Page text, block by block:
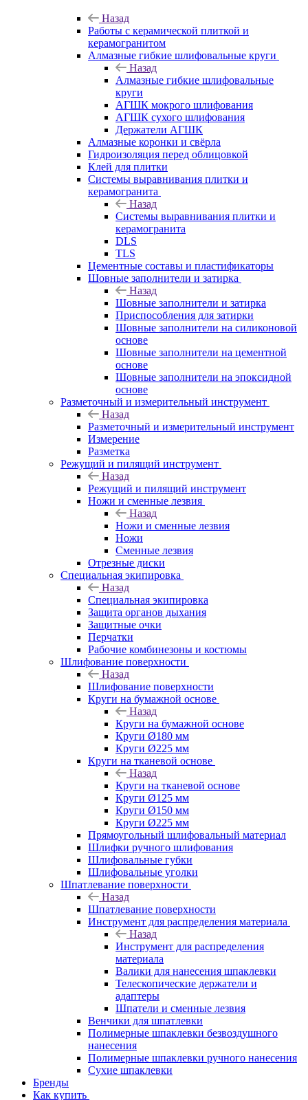
Назад
Работы с керамической плиткой и
керамогранитом
Алмазные гибкие шлифовальные круги
Назад
Алмазные гибкие шлифовальные
круги
АГШК мокрого шлифования
АГШК сухого шлифования
Держатели АГШК
Алмазные коронки и свёрла
Гидроизоляция перед облицовкой
Клей для плитки
Системы выравнивания плитки и
керамогранита
Назад
Системы выравнивания плитки и
керамогранита
DLS
TLS
Цементные составы и пластификаторы
Шовные заполнители и затирка
Назад
Шовные заполнители и затирка
Приспособления для затирки
Шовные заполнители на силиконовой
основе
Шовные заполнители на цементной
основе
Шовные заполнители на эпоксидной
основе
Разметочный и измерительный инструмент
Назад
Разметочный и измерительный инструмент
Измерение
Разметка
Режущий и пилящий инструмент
Назад
Режущий и пилящий инструмент
Ножи и сменные лезвия
Назад
Ножи и сменные лезвия
Ножи
Сменные лезвия
Отрезные диски
Специальная экипировка
Назад
Специальная экипировка
Защита органов дыхания
Защитные очки
Перчатки
Рабочие комбинезоны и костюмы
Шлифование поверхности
Назад
Шлифование поверхности
Круги на бумажной основе
Назад
Круги на бумажной основе
Круги Ø180 мм
Круги Ø225 мм
Круги на тканевой основе
Назад
Круги на тканевой основе
Круги Ø125 мм
Круги Ø150 мм
Круги Ø225 мм
Прямоугольный шлифовальный материал
Шлифки ручного шлифования
Шлифовальные губки
Шлифовальные уголки
Шпатлевание поверхности
Назад
Шпатлевание поверхности
Инструмент для распределения материала
Назад
Инструмент для распределения
материала
Валики для нанесения шпаклевки
Телескопические держатели и
адаптеры
Шпатели и сменные лезвия
Венчики для шпатлевки
Полимерные шпаклевки безвоздушного
нанесения
Полимерные шпаклевки ручного нанесения
Сухие шпаклевки
Бренды
Как купить